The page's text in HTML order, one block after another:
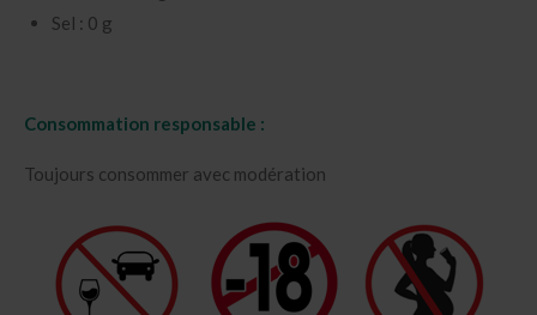
Sel : 0 g
Consommation responsable :
Toujours consommer avec modération